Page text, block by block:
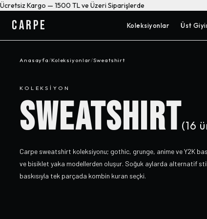
Ücretsiz Kargo — 1500 TL ve Üzeri Siparişlerde
CARPE Koleksiyonlar Üst
Anasayfa/Koleksiyonlar/Sweatshirt
KOLEKSIYON
SWEATSHIRT(16
Carpe sweatshirt koleksiyonu; gothic, grunge, anime ve Y2K
ve bisiklet yaka modellerden oluşur. Soğuk aylarda alternatif
baskısıyla tek parçada kombin kuran seçki.